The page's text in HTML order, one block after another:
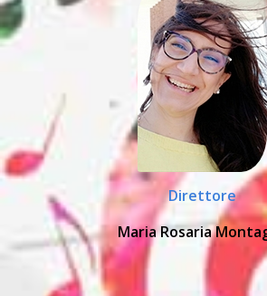
Direttore
Maria Rosaria